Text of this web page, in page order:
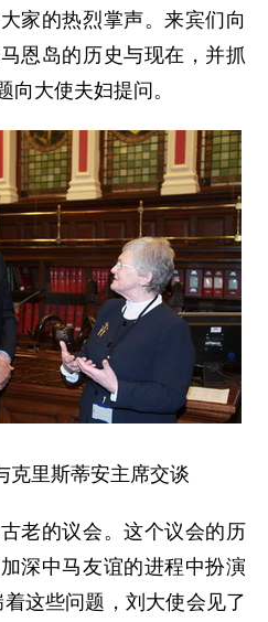
的热烈掌声。来宾们向
恩岛的历史与现在，并抓
向大使夫妇提问。
里斯蒂安主席交谈
的议会。这个议会的历
深中马友谊的进程中扮演
这些问题，刘大使会见了